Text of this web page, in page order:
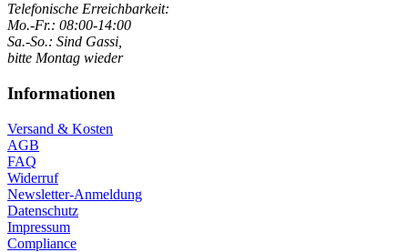
Telefonische Erreichbarkeit:
Mo.-Fr.: 08:00-14:00
Sa.-So.: Sind Gassi,
bitte Montag wieder
Informationen
Versand & Kosten
AGB
FAQ
Widerruf
Newsletter-Anmeldung
Datenschutz
Impressum
Compliance